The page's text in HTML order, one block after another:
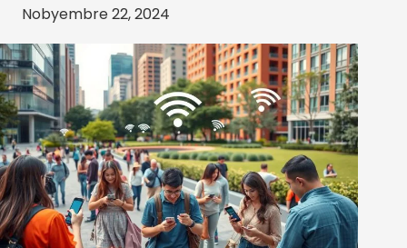
Nobyembre 22, 2024